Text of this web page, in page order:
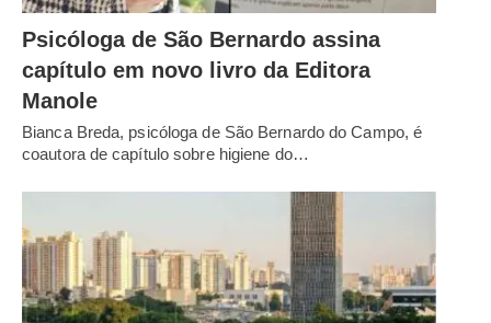
Psicóloga de São Bernardo assina
capítulo em novo livro da Editora
Manole
Bianca Breda, psicóloga de São Bernardo do Campo, é
coautora de capítulo sobre higiene do…